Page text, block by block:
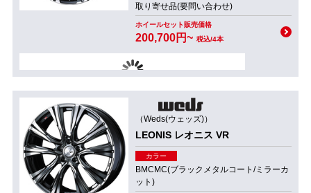
取り寄せ品(要問い合わせ)
ホイールセット販売価格
200,700円~ 税込/4本
（Weds(ウェッズ)）
LEONIS レオニス VR
カラー
BMCMC(ブラックメタルコート/ミラーカ
ット)